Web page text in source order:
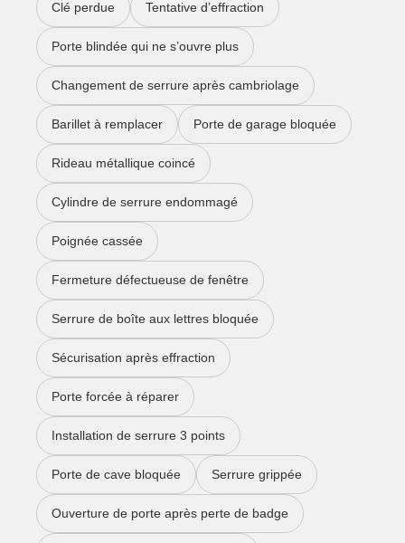
Clé perdue Tentative d’effraction
Porte blindée qui ne s’ouvre plus
Changement de serrure après cambriolage
Barillet à remplacer Porte de garage bloquée
Rideau métallique coincé
Cylindre de serrure endommagé
Poignée cassée
Fermeture défectueuse de fenêtre
Serrure de boîte aux lettres bloquée
Sécurisation après effraction
Porte forcée à réparer
Installation de serrure 3 points
Porte de cave bloquée Serrure grippée
Ouverture de porte après perte de badge